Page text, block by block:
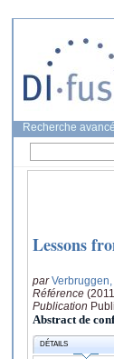
Recherche
Lessons
par
Référence
Publication
Abstract de
DÉTAILS